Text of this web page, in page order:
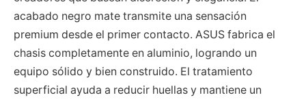
acabado negro mate transmite una sensación
premium desde el primer contacto. ASUS fabrica el
chasis completamente en aluminio, logrando un
equipo sólido y bien construido. El tratamiento
superficial ayuda a reducir huellas y mantiene un